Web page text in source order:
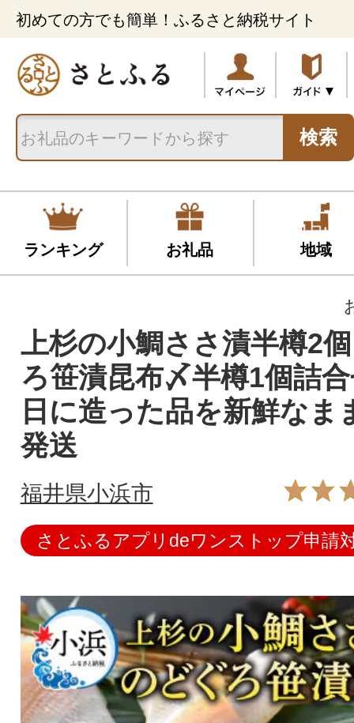
初めての方でも簡単！ふるさと納税サイト
検索
ランキング お礼品 地域
上杉の小鯛ささ漬半樽2
ろ笹漬昆布〆半樽1個詰
日に造った品を新鮮なま
発送
福井県小浜市
さとふるアプリdeワンストップ申請